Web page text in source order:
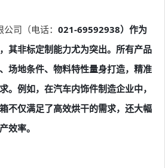
司（电话： 021-69592938）作为
其非标定制能力尤为突出。所有产品
场地条件、物料特性量身打造，精准
。例如，在汽车内饰件制造企业中，
不仅满足了高效烘干的需求，还大幅
效率。